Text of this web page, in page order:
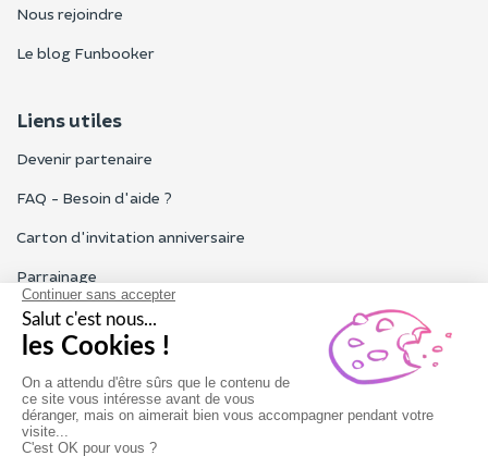
Nous rejoindre
Le blog Funbooker
Liens utiles
Devenir partenaire
FAQ - Besoin d'aide ?
Carton d'invitation anniversaire
Parrainage
Tous les avis Funbooker
Particuliers, entreprises, professionnels
Notre service client est ouvert du lundi au vendredi de 9h à 18h